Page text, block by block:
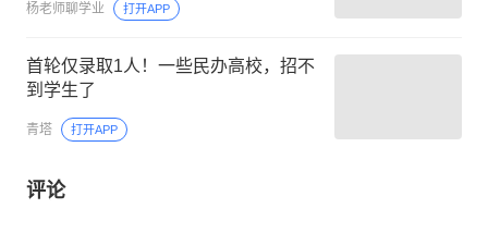
杨老师聊学业 打开APP
首轮仅录取1人！一些民办高校，招不
到学生了
青塔 打开APP
评论